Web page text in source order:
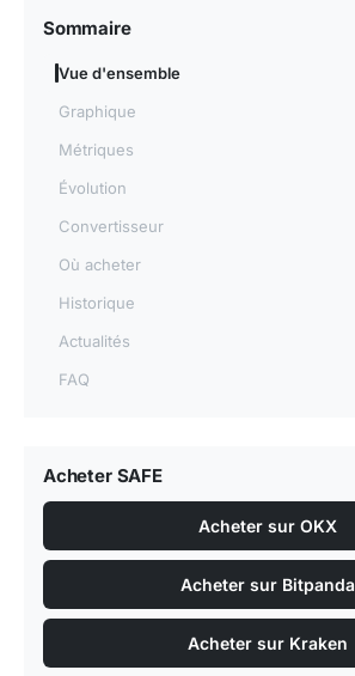
Sommaire
Vue d'ensemble
Graphique
Métriques
Évolution
Convertisseur
Où acheter
Historique
Actualités
FAQ
Acheter SAFE
Acheter sur OKX
Acheter sur Bitpanda
Acheter sur Kraken